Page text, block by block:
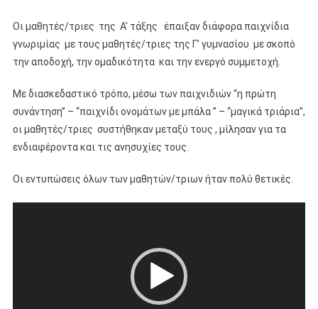
Οι μαθητές/τριες της Α’ τάξης έπαιξαν διάφορα παιχνίδια
γνωριμίας με τους μαθητές/τριες της Γ’ γυμνασίου με σκοπό
την αποδοχή, την ομαδικότητα και την ενεργό συμμετοχή.
Με διασκεδαστικό τρόπο, μέσω των παιχνιδιών “η πρώτη
συνάντηση” – “παιχνίδι ονομάτων με μπάλα ” – “μαγικά τριάρια”,
οι μαθητές/τριες συστήθηκαν μεταξύ τους , μίλησαν για τα
ενδιαφέροντα και τις ανησυχίες τους.
Οι εντυπώσεις όλων των μαθητών/τριων ήταν πολύ θετικές.